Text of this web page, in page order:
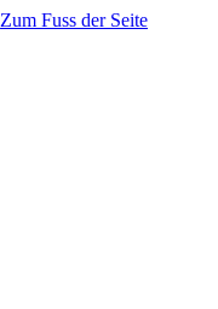
Zum Fuss der Seite